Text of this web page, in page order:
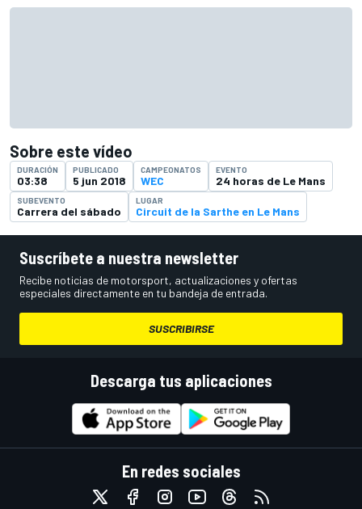
Sobre este vídeo
DURACIÓN
03:38
PUBLICADO
5 jun 2018
CAMPEONATOS
WEC
EVENTO
24 horas de Le Mans
SUBEVENTO
Carrera del sábado
LUGAR
Circuit de la Sarthe en Le Mans
Suscríbete a nuestra newsletter
Recibe noticias de motorsport, actualizaciones y ofertas
especiales directamente en tu bandeja de entrada.
SUSCRIBIRSE
Descarga tus aplicaciones
En redes sociales